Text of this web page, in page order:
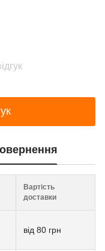
Вартість
доставки
від 80 грн